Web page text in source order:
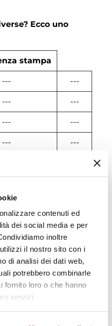
contenuti ed
dei social media e per
inoltre
il nostro sito con i
di analisi dei dati web,
potrebbero combinarle
fornito loro o che hanno
servizi.
Ecco uno
stampa
--- ---
--- ---
--- ---
--- ---
€ 2,60
2,55 € 2,55
2,31 € 2,31
€ 2,08